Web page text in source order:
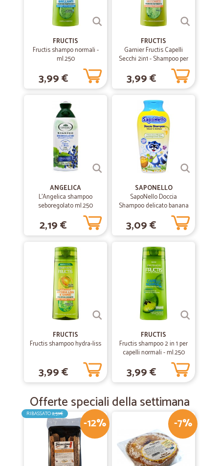
veloce la consegna, imballaggio perfetto, tutto OK,lo consiglio a tutti,
mi stupisco come ci siano alcune recensioni negative
FRUCTIS
Fructis shampo normali -
ml.250
3,99 €
FRUCTIS
Garnier Fructis Capelli
Secchi 2in1 - Shampoo per
capelli secchi, sciupati -
250 ml.
3,99 €
ANGELICA
L'Angelica shampoo
seboregolato ml.250
2,19 €
SAPONELLO
SapoNello Doccia
Shampoo delicato banana
3,09 €
FRUCTIS
Fructis shampoo hydra-liss
3,99 €
FRUCTIS
Fructis shampoo 2 in 1 per
capelli normali - ml.250
3,99 €
Offerte speciali della settimana
-12%
RIBASSATO2,59€
-7%